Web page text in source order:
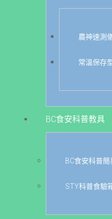
農神速測
常溫保存
BC食安科普教具
BC食安科普簡
STY科普食驗